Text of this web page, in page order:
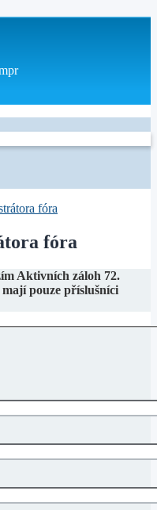
fóra
fóra
Aktivních záloh 72.
pouze příslušníci